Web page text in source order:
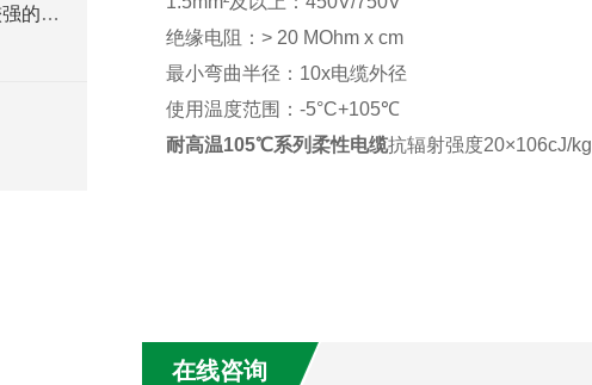
PUR聚氨酯电缆材料具有较强的抗化学腐蚀能力
绝缘电阻：> 20 MOhm x cm
最小弯曲半径：10x电缆外径
使用温度范围：-5°C+105℃
耐高温105℃系列柔性电缆抗辐射强度20×106cJ/kg
在线咨询